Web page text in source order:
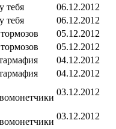
тебя
06.12.2012
тебя
06.12.2012
05.12.2012
05.12.2012
04.12.2012
04.12.2012
03.12.2012
03.12.2012